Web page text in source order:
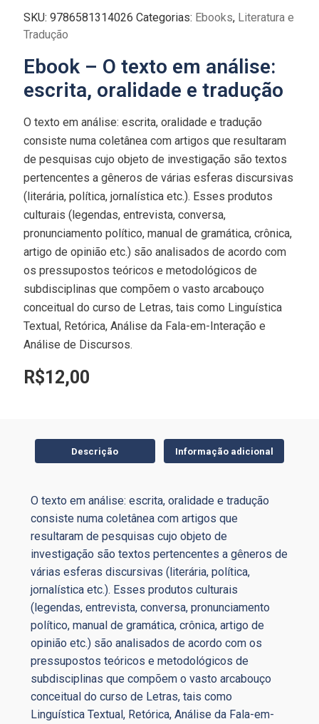
SKU: 9786581314026 Categorias: Ebooks, Literatura e
Tradução
Ebook – O texto em análise:
escrita, oralidade e tradução
O texto em análise: escrita, oralidade e tradução
consiste numa coletânea com artigos que resultaram
de pesquisas cujo objeto de investigação são textos
pertencentes a gêneros de várias esferas discursivas
(literária, política, jornalística etc.). Esses produtos
culturais (legendas, entrevista, conversa,
pronunciamento político, manual de gramática, crônica,
artigo de opinião etc.) são analisados de acordo com
os pressupostos teóricos e metodológicos de
subdisciplinas que compõem o vasto arcabouço
conceitual do curso de Letras, tais como Linguística
Textual, Retórica, Análise da Fala-em-Interação e
Análise de Discursos.
R$12,00
Descrição Informação adicional
O texto em análise: escrita, oralidade e tradução
consiste numa coletânea com artigos que
resultaram de pesquisas cujo objeto de
investigação são textos pertencentes a gêneros de
várias esferas discursivas (literária, política,
jornalística etc.). Esses produtos culturais
(legendas, entrevista, conversa, pronunciamento
político, manual de gramática, crônica, artigo de
opinião etc.) são analisados de acordo com os
pressupostos teóricos e metodológicos de
subdisciplinas que compõem o vasto arcabouço
conceitual do curso de Letras, tais como
Linguística Textual, Retórica, Análise da Fala-em-